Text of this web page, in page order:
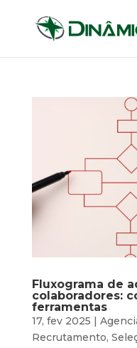
Fluxograma de
colaboradores:
ferramentas
17, fev 2025
Recrutamento,